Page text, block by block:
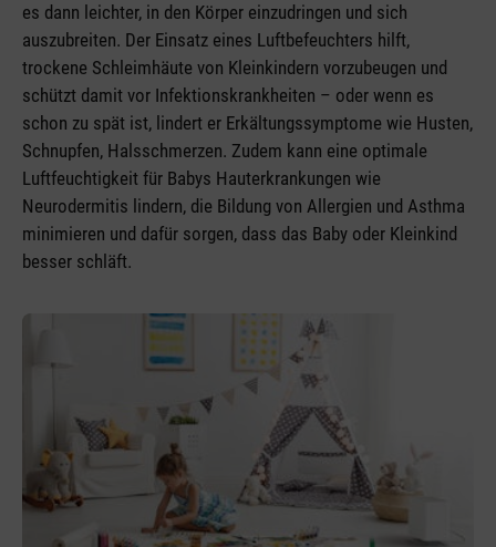
es dann leichter, in den Körper einzudringen und sich
auszubreiten. Der Einsatz eines Luftbefeuchters hilft,
trockene Schleimhäute von Kleinkindern vorzubeugen und
schützt damit vor Infektionskrankheiten – oder wenn es
schon zu spät ist, lindert er Erkältungssymptome wie Husten,
Schnupfen, Halsschmerzen. Zudem kann eine optimale
Luftfeuchtigkeit für Babys Hauterkrankungen wie
Neurodermitis lindern, die Bildung von Allergien und Asthma
minimieren und dafür sorgen, dass das Baby oder Kleinkind
besser schläft.